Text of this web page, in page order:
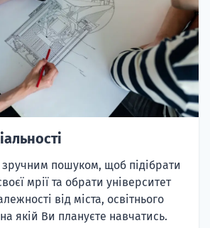
зручним пошуком, щоб підібрати
мрії та обрати університет
від міста, освітнього
якій Ви плануєте навчатись.